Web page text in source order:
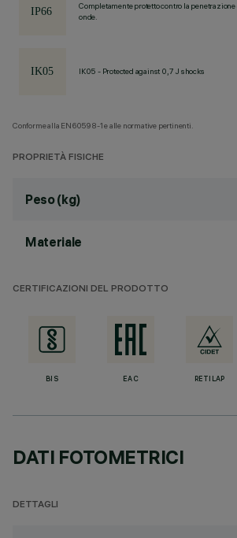
Completamente protetto contro la
onde.
IK05 - Protected against 0,7 J shocks
Conforme alla EN60598-1 e alle normative pertinenti.
PROPRIETÀ FISICHE
Peso (kg)
Materiale
CERTIFICAZIONI DEL PRODOTTO
BIS EAC RETILAP
DATI FOTOMETRICI
DETTAGLI